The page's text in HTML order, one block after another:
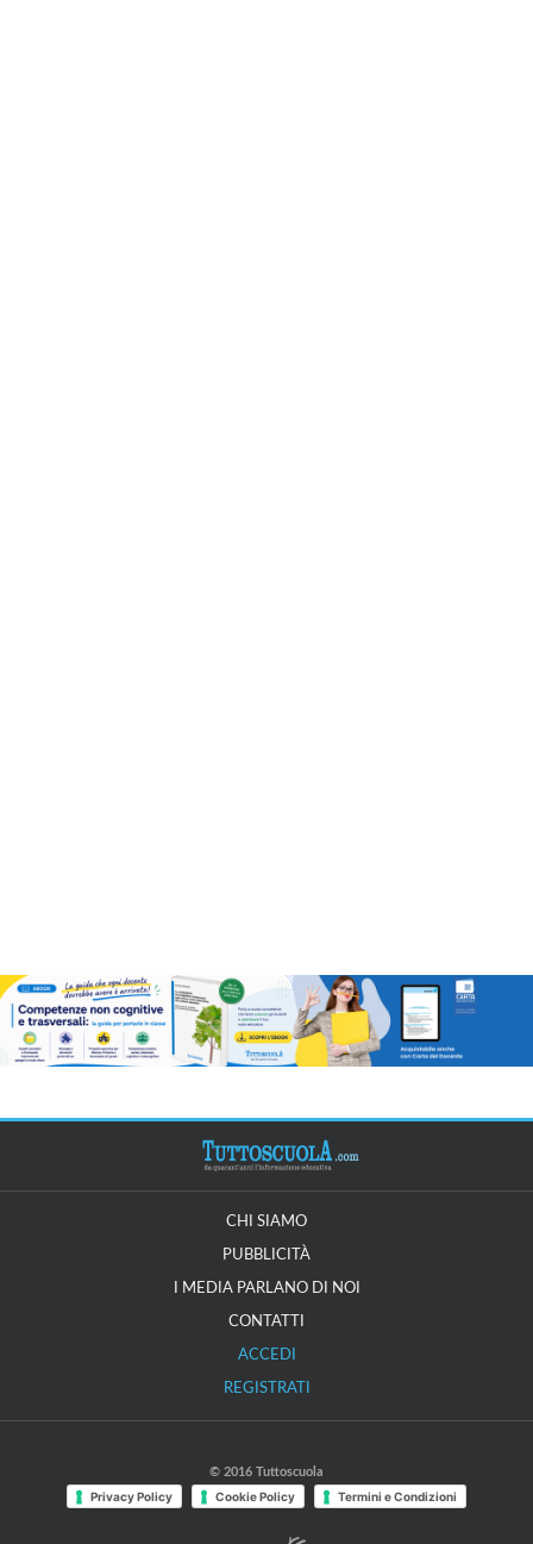
CHI SIAMO
PUBBLICITÀ
I MEDIA PARLANO DI NOI
CONTATTI
ACCEDI
REGISTRATI
© 2016 Tuttoscuola
Privacy Policy Cookie Policy Termini e Condizioni